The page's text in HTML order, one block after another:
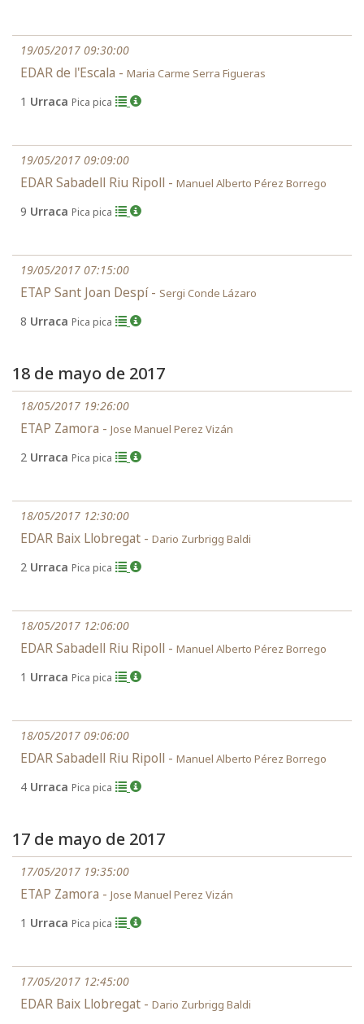
19/05/2017 09:30:00
EDAR de l'Escala - Maria Carme Serra Figueras
1 Urraca Pica pica
19/05/2017 09:09:00
EDAR Sabadell Riu Ripoll - Manuel Alberto Pérez Borrego
9 Urraca Pica pica
19/05/2017 07:15:00
ETAP Sant Joan Despí - Sergi Conde Lázaro
8 Urraca Pica pica
18 de mayo de 2017
18/05/2017 19:26:00
ETAP Zamora - Jose Manuel Perez Vizán
2 Urraca Pica pica
18/05/2017 12:30:00
EDAR Baix Llobregat - Dario Zurbrigg Baldi
2 Urraca Pica pica
18/05/2017 12:06:00
EDAR Sabadell Riu Ripoll - Manuel Alberto Pérez Borrego
1 Urraca Pica pica
18/05/2017 09:06:00
EDAR Sabadell Riu Ripoll - Manuel Alberto Pérez Borrego
4 Urraca Pica pica
17 de mayo de 2017
17/05/2017 19:35:00
ETAP Zamora - Jose Manuel Perez Vizán
1 Urraca Pica pica
17/05/2017 12:45:00
EDAR Baix Llobregat - Dario Zurbrigg Baldi